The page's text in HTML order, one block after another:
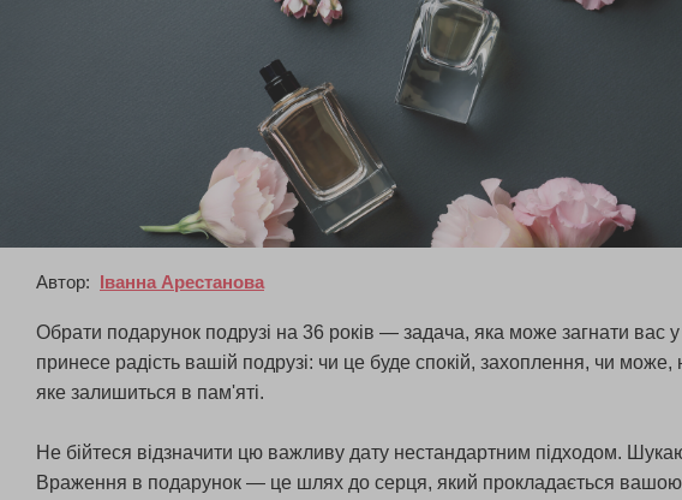
Автор: Іванна Арестанова
Обрати подарунок подрузі на 36 років — задача, яка може загнати вас
принесе радість вашій подрузі: чи це буде спокій, захоплення, чи
яке залишиться в пам'яті.
Не бійтеся відзначити цю важливу дату нестандартним підходом.
Враження в подарунок — це шлях до серця, який прокладається